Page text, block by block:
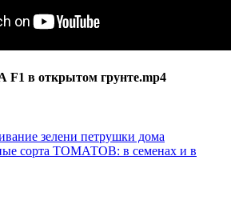
в открытом грунте.mp4
зелени петрушки дома
сорта ТОМАТОВ: в семенах и в